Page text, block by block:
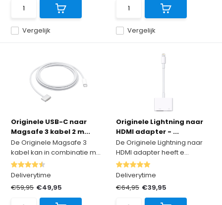
Vergelijk Vergelijk
Originele USB-C naar
Magsafe 3 kabel 2 m...
De Originele Magsafe 3
kabel kan in combinatie m...
Deliverytime
€59,95 €49,95
Originele Lightning naar
HDMI adapter - ...
De Originele Lightning naar
HDMI adapter heeft e...
Deliverytime
€64,95 €39,95